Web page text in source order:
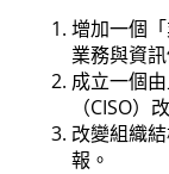
增加一個
業務與資
成立一個
（CISO）
改變組織
報。